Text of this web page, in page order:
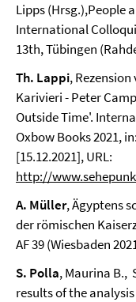
Lipps (Hrsg.),People
International
13th, Tübingen
Th. Lappi,
Karivieri - Peter
Outside Time'.
Oxbow Books 2021,
[15.12.2021], URL:
http://
A. Müller, Ägyptens
der römischen
AF 39 (Wiesbaden
S. Polla, Maurina B.,
results of the